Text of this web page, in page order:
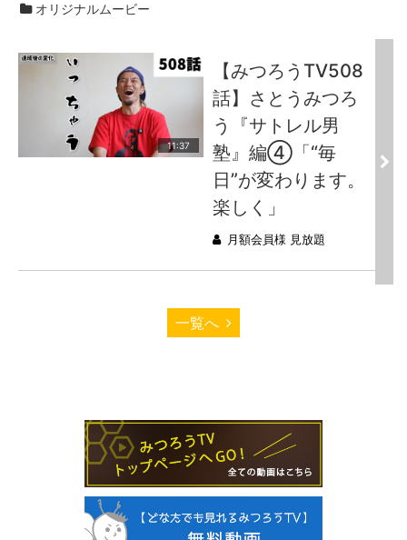
オリジナルムービー
11:37
【みつろうTV508
話】さとうみつろ
う『サトレル男
塾』編④「“毎
日”が変わります。
楽しく」
月額会員様 見放題
一覧へ